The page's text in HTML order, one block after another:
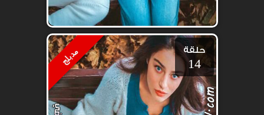
مدبلج حلقة
14